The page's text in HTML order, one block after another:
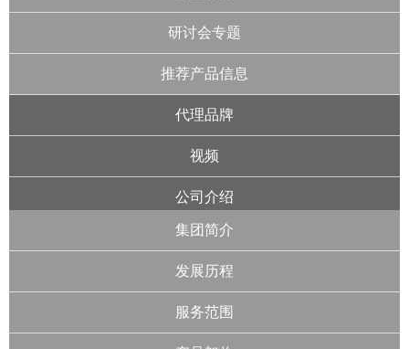
研讨会专题
推荐产品信息
代理品牌
视频
公司介绍
集团简介
发展历程
服务范围